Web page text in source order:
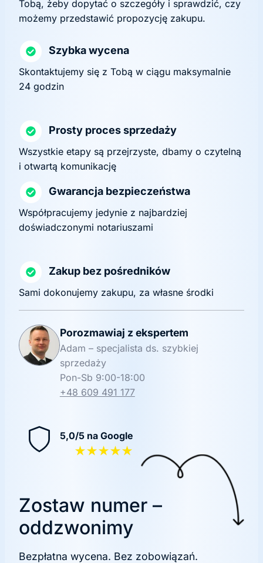
Tobą, żeby dopytać o szczegóły i sprawdzić, czy
możemy przedstawić propozycję zakupu.
Szybka wycena
Skontaktujemy się z Tobą w ciągu maksymalnie
24 godzin
Prosty proces sprzedaży
Wszystkie etapy są przejrzyste, dbamy o czytelną
i otwartą komunikację
Gwarancja bezpieczeństwa
Współpracujemy jedynie z najbardziej
doświadczonymi notariuszami
Zakup bez pośredników
Sami dokonujemy zakupu, za własne środki
Porozmawiaj z ekspertem
Adam – specjalista ds. szybkiej
sprzedaży
Pon-Sb 9:00-18:00
+48 609 491 177
5,0/5 na Google
★★★★★
Zostaw numer –
oddzwonimy
Bezpłatna wycena. Bez zobowiązań.